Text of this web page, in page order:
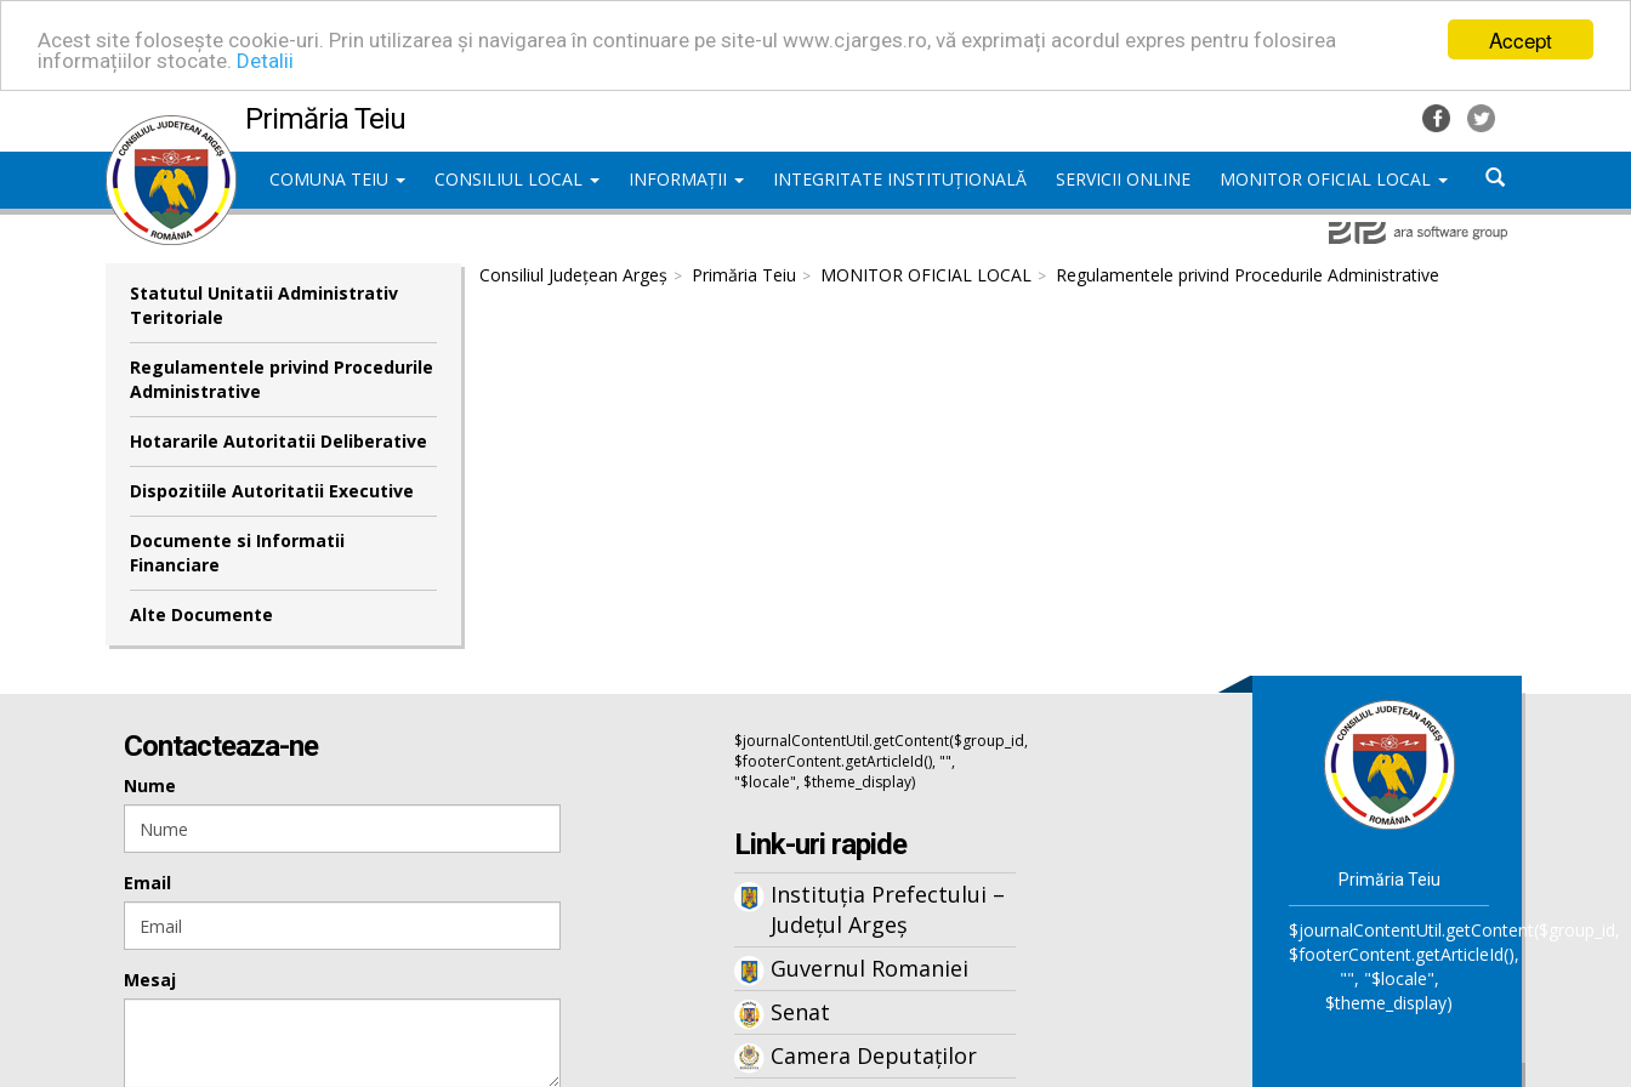
Accept
Acest site folosește cookie-uri. Prin utilizarea și navigarea în continuare pe site-ul www.cjarges.ro, vă exprimați acordul expres pentru folosirea
informațiilor stocate. Detalii
Primăria Teiu
COMUNA TEIU CONSILIUL LOCAL INFORMAȚII INTEGRITATE INSTITUȚIONALĂ SERVICII ONLINE MONITOR OFICIAL LOCAL
Statutul Unitatii Administrativ
Teritoriale
Regulamentele privind Procedurile
Administrative
Hotararile Autoritatii Deliberative
Dispozitiile Autoritatii Executive
Documente si Informatii
Financiare
Alte Documente
Consiliul Județean Argeș Primăria Teiu MONITOR OFICIAL LOCAL Regulamentele privind Procedurile Administrative
Contacteaza-ne
Nume
Email
Mesaj
$journalContentUtil.getContent($group_id,
$footerContent.getArticleId(), "",
"$locale", $theme_display)
Link-uri rapide
Instituția Prefectului –
Județul Argeș
Guvernul Romaniei
Senat
Camera Deputaților
Primăria Teiu
$journalContentUtil.getContent($group_id,
$footerContent.getArticleId(),
"", "$locale",
$theme_display)